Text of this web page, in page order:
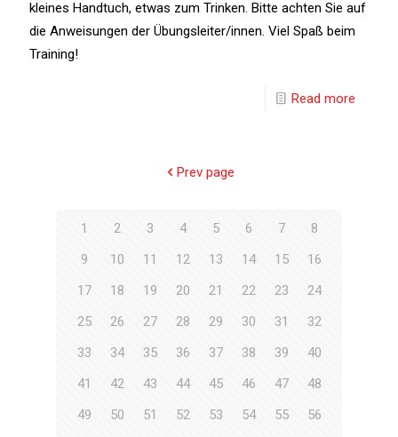
kleines Handtuch, etwas zum Trinken. Bitte achten Sie auf
die Anweisungen der Übungsleiter/innen. Viel Spaß beim
Training!
Read more
Prev page
1 2 3 4 5 6 7
8
9
10 11 12 13 14 15
16
17
18 19 20 21 22 23
24
25
26 27 28 29 30 31
32
33
34 35 36 37 38 39
40
41
42 43 44 45 46 47
48
49
50 51 52 53 54 55
56